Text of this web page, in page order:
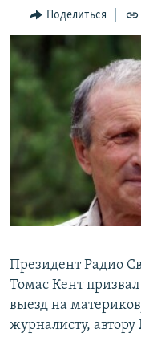
ТЕЛЕПРОЕКТ
СОВЕТЫ
ПРОПАВШИЕ БЕЗ ВЕСТИ
ПОБЕДИТЕЛЕЙ НЕ
КРЫМ.НЕПОКОРЕННЫЙ
УКРАИНСКАЯ
Українською
Qırımtatar
ПРИСОЕДИНЯЙТЕСЬ!
Все сайты RFE/RL
Поделиться
Президент Радио
Томас Кент
выезд на
журналисту, автору